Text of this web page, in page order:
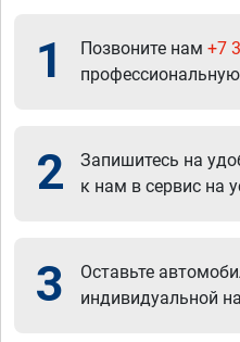
1 Позвоните нам +7
2
Запишитесь на
к нам в сервис на
3
Оставьте
индивидуальной